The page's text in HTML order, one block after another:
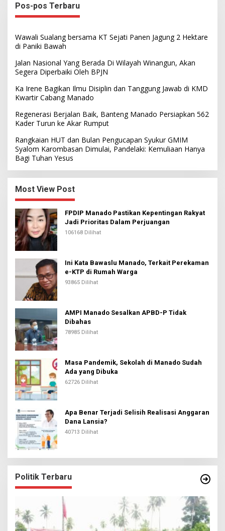
Pos-pos Terbaru
Wawali Sualang bersama KT Sejati Panen Jagung 2 Hektare
di Paniki Bawah
Jalan Nasional Yang Berada Di Wilayah Winangun, Akan
Segera Diperbaiki Oleh BPJN
Ka Irene Bagikan Ilmu Disiplin dan Tanggung Jawab di KMD
Kwartir Cabang Manado
Regenerasi Berjalan Baik, Banteng Manado Persiapkan 562
Kader Turun ke Akar Rumput
Rangkaian HUT dan Bulan Pengucapan Syukur GMIM
Syalom Karombasan Dimulai, Pandelaki: Kemuliaan Hanya
Bagi Tuhan Yesus
Most View Post
FPDIP Manado Pastikan Kepentingan Rakyat
Jadi Prioritas Dalam Perjuangan
106168 Dilihat
Ini Kata Bawaslu Manado, Terkait Perekaman
e-KTP di Rumah Warga
93865 Dilihat
AMPI Manado Sesalkan APBD-P Tidak
Dibahas
78985 Dilihat
Masa Pandemik, Sekolah di Manado Sudah
Ada yang Dibuka
62726 Dilihat
Apa Benar Terjadi Selisih Realisasi Anggaran
Dana Lansia?
40713 Dilihat
Politik Terbaru